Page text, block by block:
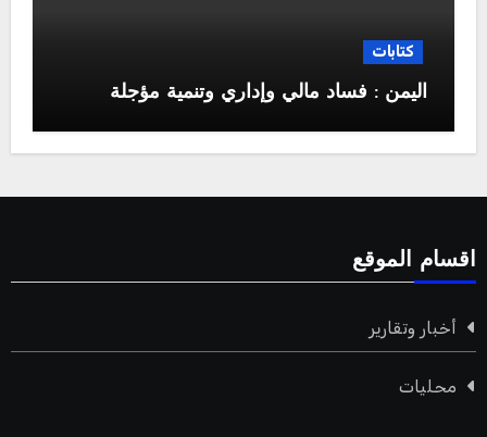
كتابات
اليمن : فساد مالي وإداري وتنمية مؤجلة
اقسام الموقع
أخبار وتقارير
محليات